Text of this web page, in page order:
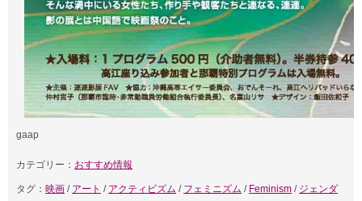
gaap
カテゴリー： おすすめ情報
タグ： 映画 / アート / アクティビズム / フェミニズム / Feminism / ジェンダ